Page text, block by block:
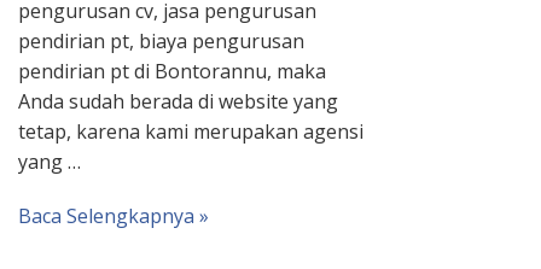
pengurusan cv, jasa pengurusan
pendirian pt, biaya pengurusan
pendirian pt di Bontorannu, maka
Anda sudah berada di website yang
tetap, karena kami merupakan agensi
yang …
Baca Selengkapnya »